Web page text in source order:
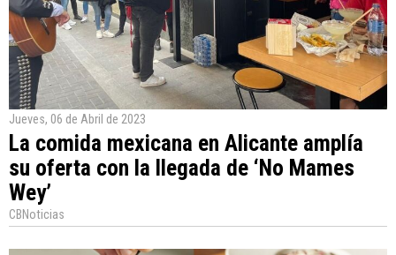
Jueves, 06 de Abril de 2023
La comida mexicana en Alicante amplía
su oferta con la llegada de ‘No Mames
Wey’
CBNoticias